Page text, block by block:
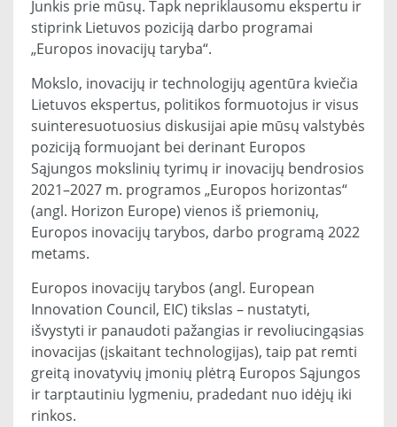
Junkis prie mūsų. Tapk nepriklausomu ekspertu ir
stiprink Lietuvos poziciją darbo programai
„Europos inovacijų taryba“.
Mokslo, inovacijų ir technologijų agentūra kviečia
Lietuvos ekspertus, politikos formuotojus ir visus
suinteresuotuosius diskusijai apie mūsų valstybės
poziciją formuojant bei derinant Europos
Sąjungos mokslinių tyrimų ir inovacijų bendrosios
2021–2027 m. programos „Europos horizontas“
(angl. Horizon Europe) vienos iš priemonių,
Europos inovacijų tarybos, darbo programą 2022
metams.
Europos inovacijų tarybos (angl. European
Innovation Council, EIC) tikslas – nustatyti,
išvystyti ir panaudoti pažangias ir revoliucingąsias
inovacijas (įskaitant technologijas), taip pat remti
greitą inovatyvių įmonių plėtrą Europos Sąjungos
ir tarptautiniu lygmeniu, pradedant nuo idėjų iki
rinkos.